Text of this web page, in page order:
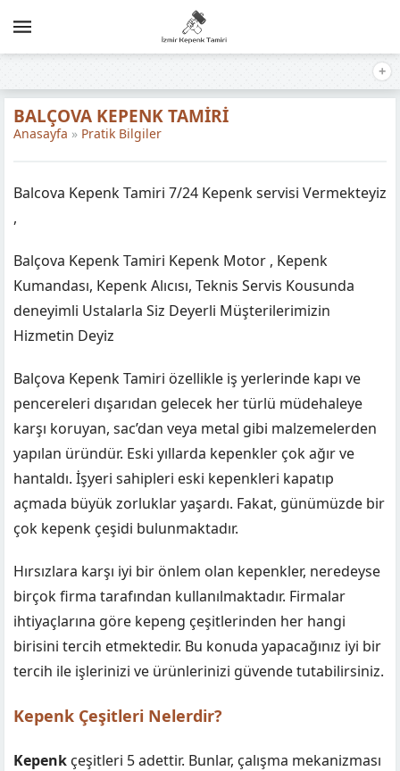
BALÇOVA KEPENK TAMIRI
Anasayfa » Pratik Bilgiler
Balcova Kepenk Tamiri 7/24 Kepenk servisi Vermekteyiz
,
Balçova Kepenk Tamiri Kepenk Motor , Kepenk
Kumandası, Kepenk Alıcısı, Teknis Servis Kousunda
deneyimli Ustalarla Siz Deyerli Müşterilerimizin
Hizmetin Deyiz
Balçova Kepenk Tamiri özellikle iş yerlerinde kapı ve
pencereleri dışarıdan gelecek her türlü müdehaleye
karşı koruyan, sac’dan veya metal gibi malzemelerden
yapılan üründür. Eski yıllarda kepenkler çok ağır ve
hantaldı. İşyeri sahipleri eski kepenkleri kapatıp
açmada büyük zorluklar yaşardı. Fakat, günümüzde bir
çok kepenk çeşidi bulunmaktadır.
Hırsızlara karşı iyi bir önlem olan kepenkler, neredeyse
birçok firma tarafından kullanılmaktadır. Firmalar
ihtiyaçlarına göre kepeng çeşitlerinden her hangi
birisini tercih etmektedir. Bu konuda yapacağınız iyi bir
tercih ile işlerinizi ve ürünlerinizi güvende tutabilirsiniz.
Kepenk Çeşitleri Nelerdir?
Kepenk çeşitleri 5 adettir. Bunlar, çalışma mekanizması